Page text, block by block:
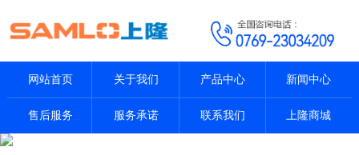
网站首页 关于我们 产品中心 新闻中心
售后服务 服务承诺 联系我们 上隆商城